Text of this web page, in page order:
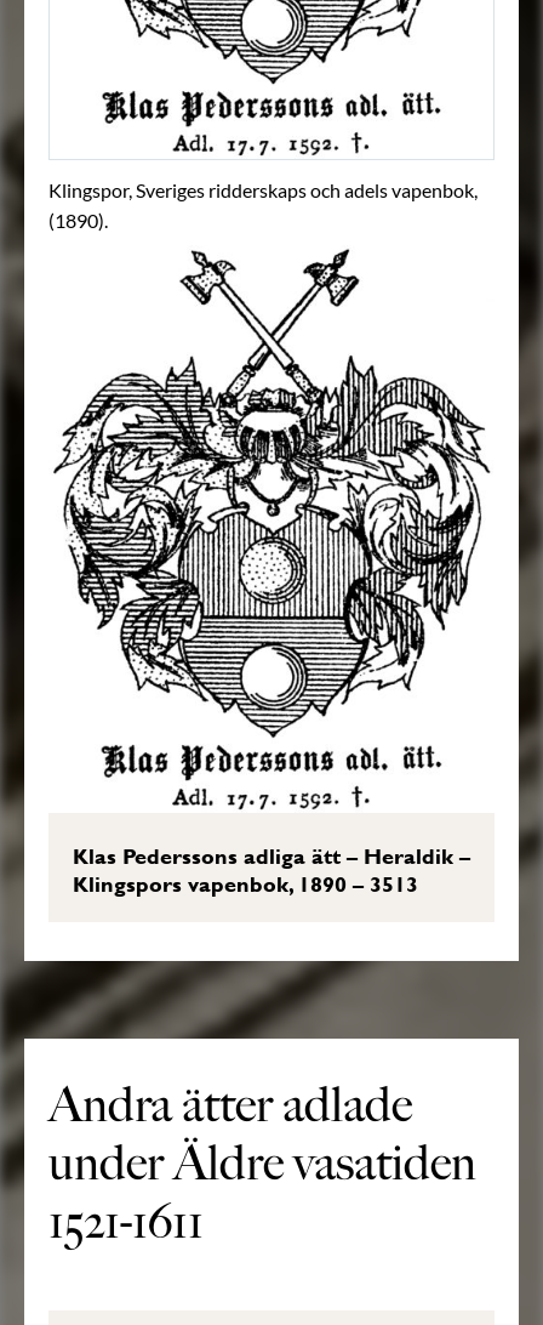
Klingspor, Sveriges ridderskaps och adels vapenbok,
(1890).
Klas Pederssons adliga ätt – Heraldik –
Klingspors vapenbok, 1890 – 3513
Andra ätter adlade
under Äldre vasatiden
1521-1611